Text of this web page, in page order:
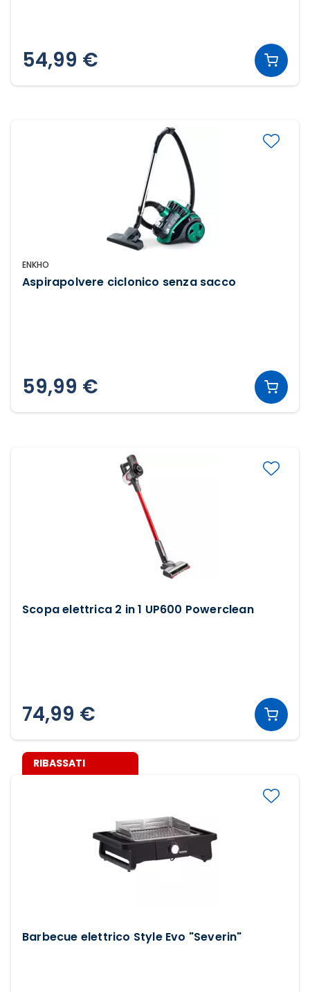
54,99 €
ENKHO
Aspirapolvere ciclonico senza sacco
59,99 €
Scopa elettrica 2 in 1 UP600 Powerclean
74,99 €
Barbecue elettrico Style Evo "Severin"
RIBASSATI